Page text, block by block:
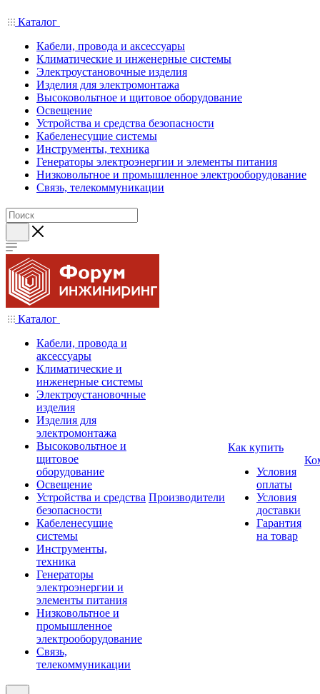
Каталог
Кабели, провода и аксессуары
Климатические и инженерные системы
Электроустановочные изделия
Изделия для электромонтажа
Высоковольтное и щитовое оборудование
Освещение
Устройства и средства безопасности
Кабеленесущие системы
Инструменты, техника
Генераторы электроэнергии и элементы питания
Низковольтное и промышленное электрооборудование
Связь, телекоммуникации
Каталог
Кабели, провода и
аксессуары
Климатические и
инженерные системы
Электроустановочные
изделия
Изделия для
электромонтажа
Высоковольтное и
щитовое
оборудование
Освещение
Устройства и средства
безопасности
Кабеленесущие
системы
Инструменты,
техника
Генераторы
электроэнергии и
элементы питания
Низковольтное и
промышленное
электрооборудование
Связь,
телекоммуникации
Производители
Как купить
Условия
оплаты
Условия
доставки
Гарантия
на товар